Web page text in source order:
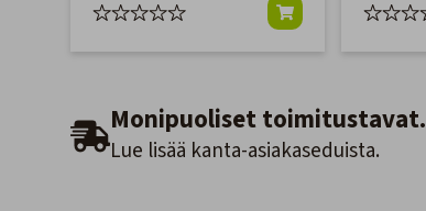
Monipuoliset toimitustavat.
Lue lisää kanta-asiakaseduista.